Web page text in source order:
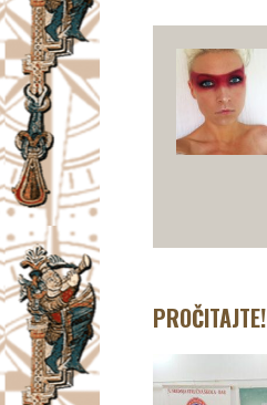
PROČITAJTE!